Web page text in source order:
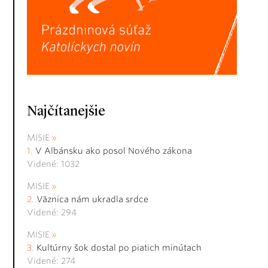
Najčítanejšie
MISIE
V Albánsku ako posol Nového zákona
Videné: 1032
MISIE
Väznica nám ukradla srdce
Videné: 294
MISIE
Kultúrny šok dostal po piatich minútach
Videné: 274